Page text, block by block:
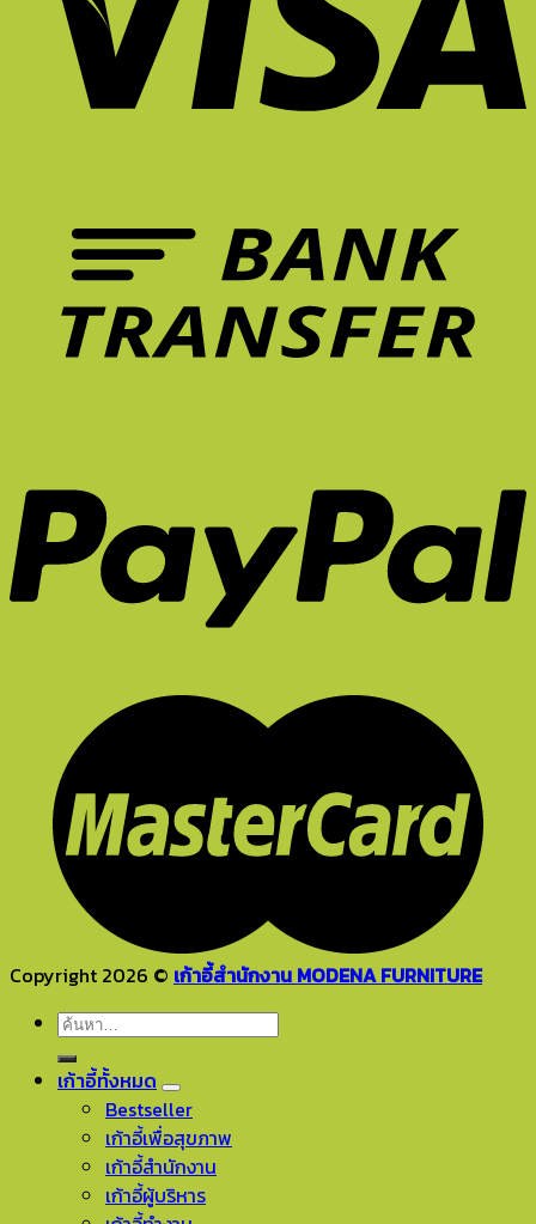
บ้าน
ยัง
ขึ้น?
Unexpected
Theory
สำคัญ
ต่อ
ไง
ไม่
ให้
ล้า?
ควร
หน้า
ร้อน
สุขภาพ
คุ้ม
ระยะ
ยาว
ไหม?
Copyright 2026 © เก้าอี้สำนักงาน MODENA FURNITURE
ค้นหา:
เก้าอี้ทั้งหมด
Bestseller
เก้าอี้เพื่อสุขภาพ
เก้าอี้สำนักงาน
เก้าอี้ผู้บริหาร